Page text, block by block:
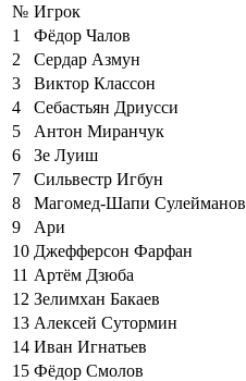
№ Игрок
1
Фёдор Чалов
2
Сердар Азмун
3
Виктор Классон
4
Себастьян Дриусси
5
Антон Миранчук
6
Зе Луиш
7
Сильвестр Игбун
8
Магомед-Шапи Сулейманов
9
Ари
10 Джефферсон Фарфан
11 Артём Дзюба
12 Зелимхан Бакаев
13 Алексей Сутормин
14 Иван Игнатьев
15 Фёдор Смолов